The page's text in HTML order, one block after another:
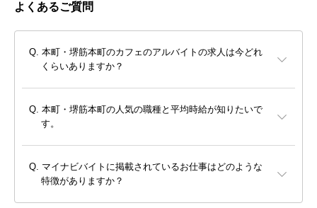
よくあるご質問
本町・堺筋本町のカフェのアルバイトの求人は今どれ
くらいありますか？
本町・堺筋本町の人気の職種と平均時給が知りたいで
す。
マイナビバイトに掲載されているお仕事はどのような
特徴がありますか？